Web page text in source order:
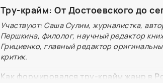
Тру-крайм: От Достоевского до
Участвуют: Саша Сулим, журналистка,
Першкина, филолог, научный редактор
Грициенко, главный редактор
критик.
Как формировался тру-крайм жанр в